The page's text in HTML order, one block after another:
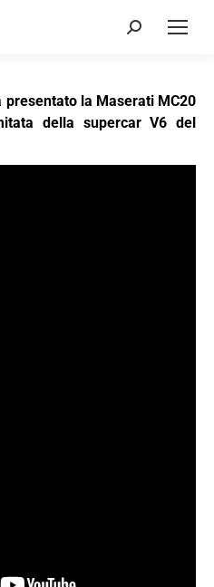
Cerca:
la Maserati MC20
della supercar V6 del